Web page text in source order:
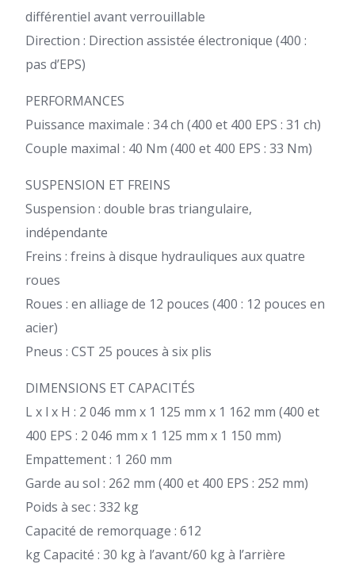
différentiel avant verrouillable
Direction : Direction assistée électronique (400 :
pas d’EPS)
PERFORMANCES
Puissance maximale : 34 ch (400 et 400 EPS : 31 ch)
Couple maximal : 40 Nm (400 et 400 EPS : 33 Nm)
SUSPENSION ET FREINS
Suspension : double bras triangulaire,
indépendante
Freins : freins à disque hydrauliques aux quatre
roues
Roues : en alliage de 12 pouces (400 : 12 pouces en
acier)
Pneus : CST 25 pouces à six plis
DIMENSIONS ET CAPACITÉS
L x l x H : 2 046 mm x 1 125 mm x 1 162 mm (400 et
400 EPS : 2 046 mm x 1 125 mm x 1 150 mm)
Empattement : 1 260 mm
Garde au sol : 262 mm (400 et 400 EPS : 252 mm)
Poids à sec : 332 kg
Capacité de remorquage : 612
kg Capacité : 30 kg à l’avant/60 kg à l’arrière